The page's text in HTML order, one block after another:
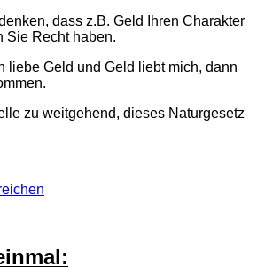
dass z.B. Geld Ihren Charakter
Sie Recht haben.
liebe Geld und Geld liebt mich, dann
zu weitgehend, dieses Naturgesetz